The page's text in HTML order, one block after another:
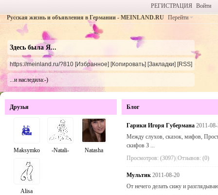
РЕГИСТРАЦИЯ Войти
Русская жизнь и объявления в Германии - MEINLAND.RU Перейти
Здесь была Я...
https://meinland.ru/?810 [Избранное] [Копировать] [Закладки] [RSS]
...и наследила:-)
Друзья
Maksymko -Natali- Natasha
Alisa
Блог
Гарики Игоря Губермана 2011-
Между слухов, сказок, мифов,
скифов З ...
Просмотров: (3097) Отзывов: (0)
Мультик 2011-08-20
От нечего делать сижу и